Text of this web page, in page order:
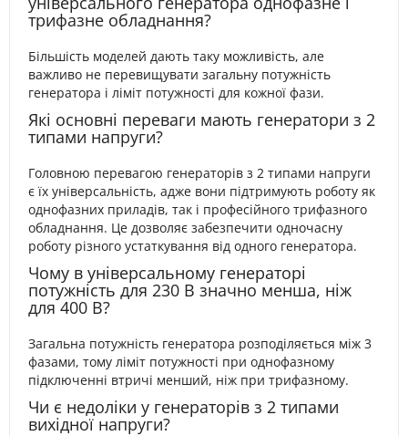
трифазне обладнання?
Більшість моделей дають таку можливість, але
важливо не перевищувати загальну потужність
генератора і ліміт потужності для кожної фази.
Які основні переваги мають генератори з 2
типами напруги?
Головною перевагою генераторів з 2 типами напруги
є їх універсальність, адже вони підтримують роботу як
однофазних приладів, так і професійного трифазного
обладнання. Це дозволяє забезпечити одночасну
роботу різного устаткування від одного генератора.
Чому в універсальному генераторі
потужність для 230 В значно менша, ніж
для 400 В?
Загальна потужність генератора розподіляється між 3
фазами, тому ліміт потужності при однофазному
підключенні втричі менший, ніж при трифазному.
Чи є недоліки у генераторів з 2 типами
вихідної напруги?